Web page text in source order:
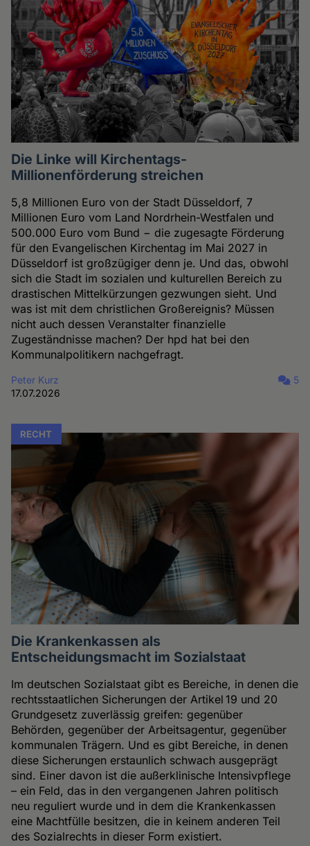
Die Linke will Kirchentags-
Millionenförderung streichen
5,8 Millionen Euro von der Stadt Düsseldorf, 7
Millionen Euro vom Land Nordrhein-Westfalen und
500.000 Euro vom Bund − die zugesagte Förderung
für den Evangelischen Kirchentag im Mai 2027 in
Düsseldorf ist großzügiger denn je. Und das, obwohl
sich die Stadt im sozialen und kulturellen Bereich zu
drastischen Mittelkürzungen gezwungen sieht. Und
was ist mit dem christlichen Großereignis? Müssen
nicht auch dessen Veranstalter finanzielle
Zugeständnisse machen? Der hpd hat bei den
Kommunalpolitikern nachgefragt.
Peter Kurz
17.07.2026
5
RECHT
Die Krankenkassen als
Entscheidungsmacht im Sozialstaat
Im deutschen Sozialstaat gibt es Bereiche, in denen die
rechtsstaatlichen Sicherungen der Artikel 19 und 20
Grundgesetz zuverlässig greifen: gegenüber
Behörden, gegenüber der Arbeitsagentur, gegenüber
kommunalen Trägern. Und es gibt Bereiche, in denen
diese Sicherungen erstaunlich schwach ausgeprägt
sind. Einer davon ist die außerklinische Intensivpflege
– ein Feld, das in den vergangenen Jahren politisch
neu reguliert wurde und in dem die Krankenkassen
eine Machtfülle besitzen, die in keinem anderen Teil
des Sozialrechts in dieser Form existiert.